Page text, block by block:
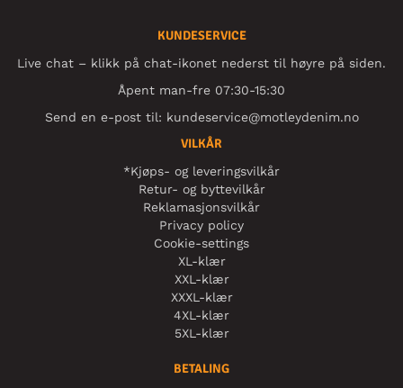
KUNDESERVICE
Live chat – klikk på chat-ikonet nederst til høyre på siden.
Åpent man-fre 07:30-15:30
Send en e-post til: kundeservice@motleydenim.no
VILKÅR
*Kjøps- og leveringsvilkår
Retur- og byttevilkår
Reklamasjonsvilkår
Privacy policy
Cookie-settings
XL-klær
XXL-klær
XXXL-klær
4XL-klær
5XL-klær
BETALING